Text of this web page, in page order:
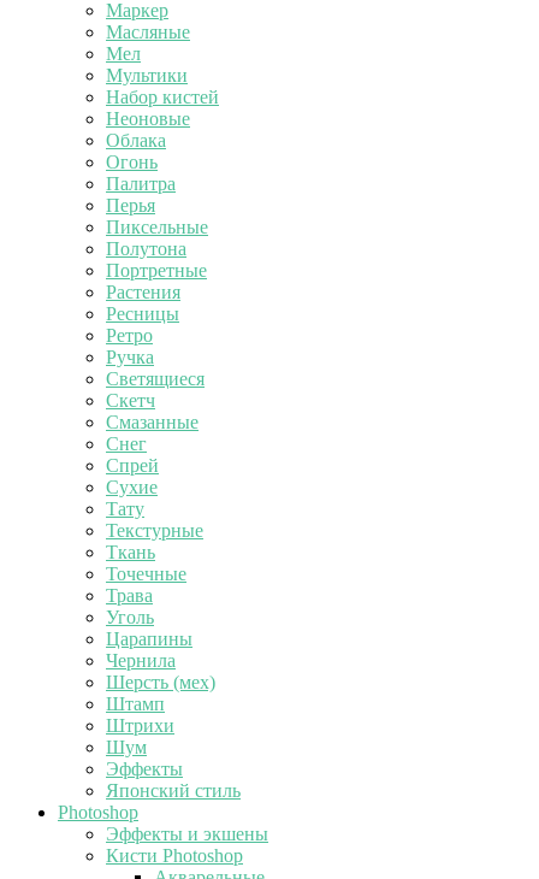
Маркер
Масляные
Мел
Мультики
Набор кистей
Неоновые
Облака
Огонь
Палитра
Перья
Пиксельные
Полутона
Портретные
Растения
Ресницы
Ретро
Ручка
Светящиеся
Скетч
Смазанные
Снег
Спрей
Сухие
Тату
Текстурные
Ткань
Точечные
Трава
Уголь
Царапины
Чернила
Шерсть (мех)
Штамп
Штрихи
Шум
Эффекты
Японский стиль
Photoshop
Эффекты и экшены
Кисти Photoshop